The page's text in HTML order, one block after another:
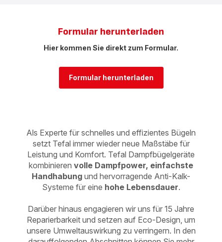
Formular herunterladen
Hier kommen Sie direkt zum Formular.
Formular herunterladen
Als Experte für schnelles und effizientes Bügeln
setzt Tefal immer wieder neue Maßstäbe für
Leistung und Komfort. Tefal Dampfbügelgeräte
kombinieren volle Dampfpower, einfachste
Handhabung und hervorragende Anti-Kalk-
Systeme für eine hohe Lebensdauer.
Darüber hinaus engagieren wir uns für 15 Jahre
Reparierbarkeit und setzen auf Eco-Design, um
unsere Umweltauswirkung zu verringern. In den